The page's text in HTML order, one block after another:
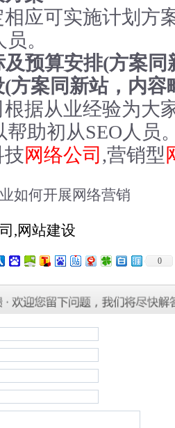
应可实施计划方
。
及预算安排(方案同
(方案同新站，内容
据从业经验为大
助初从SEO人员
技网络公司 ,营销型
如何开展网络营销
,网站建设
0